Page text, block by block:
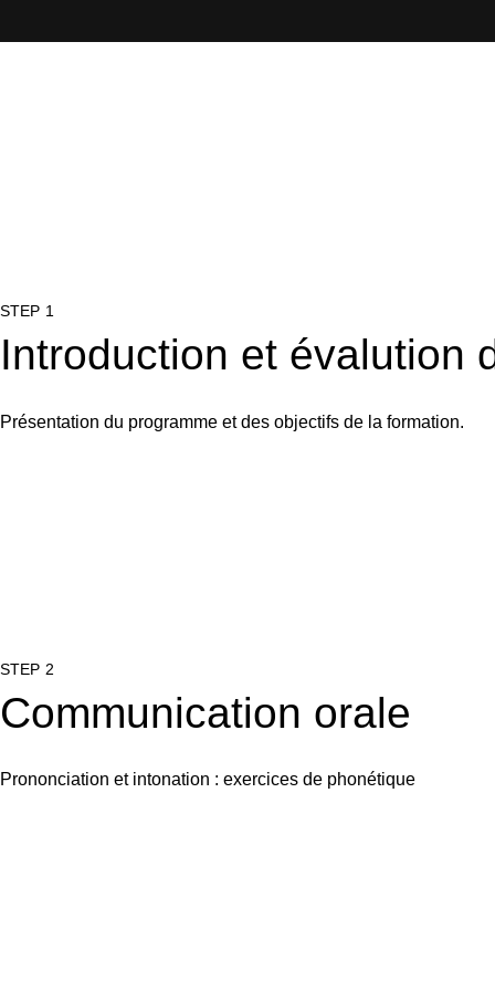
STEP 1
Introduction et évalution
Présentation du programme et des objectifs de la formation.
STEP 2
Communication orale
Prononciation et intonation : exercices de phonétique